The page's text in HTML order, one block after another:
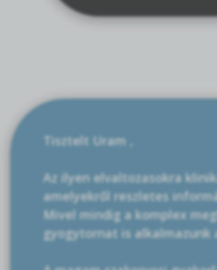
Tisztelt Uram ,
Az ilyen elvaltozasokra
amelyekről reszletes
Mivel mindig a komplex
gyogytornat is alkalmazunk